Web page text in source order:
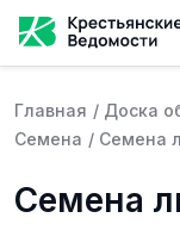
Главная / Доска
Семена / Семена
Семена